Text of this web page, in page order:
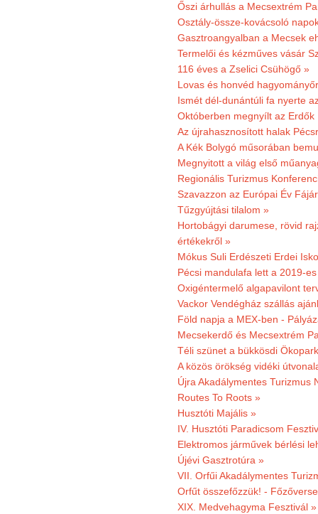
Őszi árhullás a Mecsextrém
Osztály-össze-kovácsoló
Gasztroangyalban a Mecsek
Termelői és kézműves vásár
116 éves a Zselici Csühögő »
Lovas és honvéd
Ismét dél-dunántúli fa nyerte
Októberben megnyílt az
Az újrahasznosított halak
A Kék Bolygó műsorában
Megnyitott a világ első
Regionális Turizmus
Szavazzon az Európai Év
Tűzgyújtási tilalom »
Hortobágyi darumese, rövid
értékekről »
Mókus Suli Erdészeti Erdei
Pécsi mandulafa lett a 2019-
Oxigéntermelő algapavilont
Vackor Vendégház szállás
Föld napja a MEX-ben -
Mecsekerdő és Mecsextrém
Téli szünet a bükkösdi
A közös örökség vidéki
Újra Akadálymentes Turizmus
Routes To Roots »
Husztóti Majális »
IV. Husztóti Paradicsom
Elektromos járművek bérlési
Újévi Gasztrotúra »
VII. Orfűi Akadálymentes
Orfűt összefőzzük! -
XIX. Medvehagyma Fesztivál »